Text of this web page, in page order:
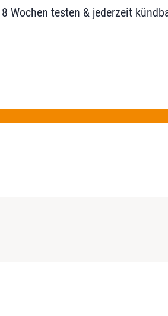
8 Wochen testen & jederzeit